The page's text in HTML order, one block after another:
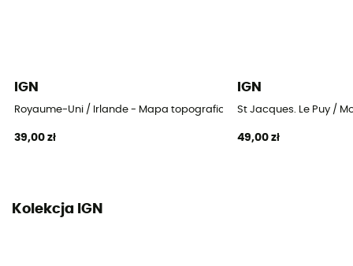
IGN
Royaume-Uni / Irlande - Mapa topograficzna
39,00 zł
IGN
St Jacques. Le Puy /
49,00 zł
Kolekcja IGN